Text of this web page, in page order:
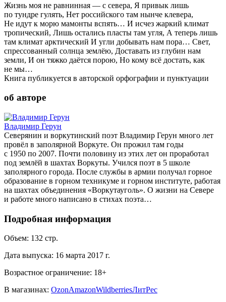
Жизнь моя не равнинная — с севера, Я привык лишь
по тундре гулять, Нет российского там нынче клевера,
Не идут к морю мамонты вспять… И исчез жаркий климат
тропический, Лишь остались пласты там угля, А теперь лишь
там климат арктический И угли добывать нам пора… Свет,
спрессованный солнца землёю, Доставать из глубин нам
земли, И он тяжко даётся порою, Но кому всё достать, как
не мы…
Книга публикуется в авторской орфографии и пунктуации
об авторе
Владимир Герун
Северянин и воркутинский поэт Владимир Герун много лет
провёл в заполярной Воркуте. Он прожил там годы
с 1950 по 2007. Почти половину из этих лет он проработал
под землёй в шахтах Воркуты. Учился поэт в 5 школе
заполярного города. После службы в армии получал горное
образование в горном техникуме и горном институте, работая
на шахтах объединения «Воркутауголь». О жизни на Севере
и работе много написано в стихах поэта…
Подробная информация
Объем: 132 стр.
Дата выпуска: 16 марта 2017 г.
Возрастное ограничение: 18+
В магазинах: OzonAmazonWildberriesЛитРес